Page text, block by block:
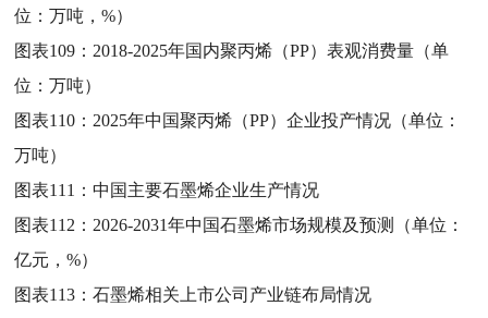
位：万吨，%）
图表109： 2018-2025年国内聚丙烯（PP）表观消费量（单
位：万吨）
图表110： 2025年中国聚丙烯（PP）企业投产情况（单位：
万吨）
图表111：中国主要石墨烯企业生产情况
图表112： 2026-2031年中国石墨烯市场规模及预测（单位：
亿元，%）
图表113：石墨烯相关上市公司产业链布局情况